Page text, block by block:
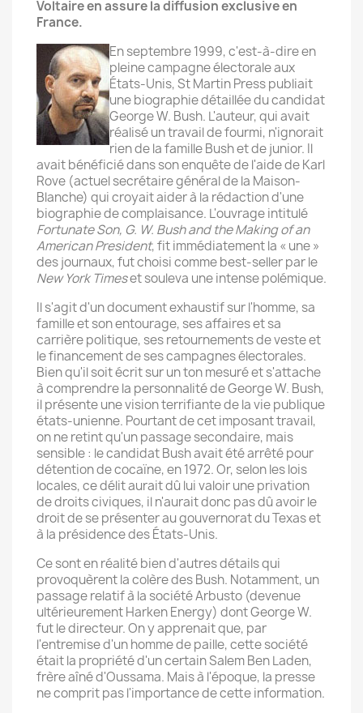
Voltaire en assure la diffusion exclusive en
France.
En septembre 1999, c'est-à-dire en
pleine campagne électorale aux
États-Unis, St Martin Press publiait
une biographie détaillée du candidat
George W. Bush. L'auteur, qui avait
réalisé un travail de fourmi, n'ignorait
rien de la famille Bush et de junior. Il
avait bénéficié dans son enquête de l'aide de Karl
Rove (actuel secrétaire général de la Maison-
Blanche) qui croyait aider à la rédaction d'une
biographie de complaisance. L'ouvrage intitulé
Fortunate Son, G. W. Bush and the Making of an
American President, fit immédiatement la « une »
des journaux, fut choisi comme best-seller par le
New York Timeset souleva une intense polémique.
Il s'agit d'un document exhaustif sur l'homme, sa
famille et son entourage, ses affaires et sa
carrière politique, ses retournements de veste et
le financement de ses campagnes électorales.
Bien qu'il soit écrit sur un ton mesuré et s'attache
à comprendre la personnalité de George W. Bush,
il présente une vision terrifiante de la vie publique
états-unienne. Pourtant de cet imposant travail,
on ne retint qu'un passage secondaire, mais
sensible : le candidat Bush avait été arrêté pour
détention de cocaïne, en 1972. Or, selon les lois
locales, ce délit aurait dû lui valoir une privation
de droits civiques, il n'aurait donc pas dû avoir le
droit de se présenter au gouvernorat du Texas et
à la présidence des États-Unis.
Ce sont en réalité bien d'autres détails qui
provoquèrent la colère des Bush. Notamment, un
passage relatif à la société Arbusto (devenue
ultérieurement Harken Energy) dont George W.
fut le directeur. On y apprenait que, par
l'entremise d'un homme de paille, cette société
était la propriété d'un certain Salem Ben Laden,
frère aîné d'Oussama. Mais à l'époque, la presse
ne comprit pas l'importance de cette information.